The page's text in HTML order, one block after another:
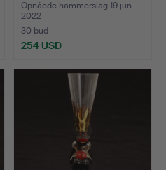
"Nobelservisen",…
Opnåede hammerslag 19 jun
2022
30 bud
254 USD